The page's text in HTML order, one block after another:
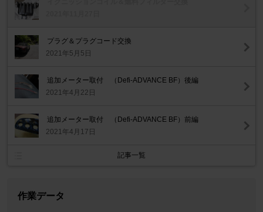
プラグ＆プラグコード交換
2021年5月5日
追加メーター取付 （Defi-ADVANCE BF）後編
2021年4月22日
追加メーター取付 （Defi-ADVANCE BF）前編
2021年4月17日
記事一覧
作業データ